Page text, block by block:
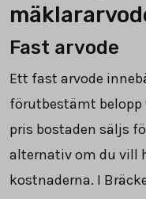
Fast arvode
Ett fast arvode
förutbestämt
pris bostaden säljs
alternativ om du vill
kostnaderna. I